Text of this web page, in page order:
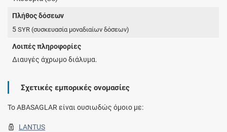
Πλήθος δόσεων
5SYR (συσκευασία μοναδιαίων δόσεων)
Λοιπές πληροφορίες
Διαυγές άχρωμο διάλυμα.
Σχετικές εμπορικές ονομασίες
To ABASAGLAR είναι ουσιωδώς όμοιο με:
LANTUS